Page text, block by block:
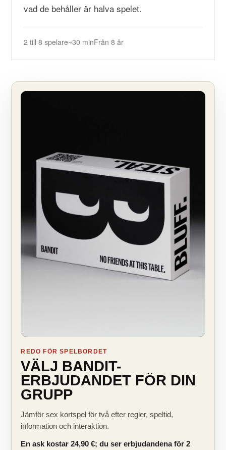
vad de behåller är halva spelet.
2 till 8 spelare~30 minFrån 8 år
REDO FÖR SPELBORDET
VÄLJ BANDIT-
ERBJUDANDET FÖR DIN
GRUPP
Jämför sex kortspel för två efter regler, speltid,
information och interaktion.
En ask kostar 24,90 €; du ser erbjudandena för 2